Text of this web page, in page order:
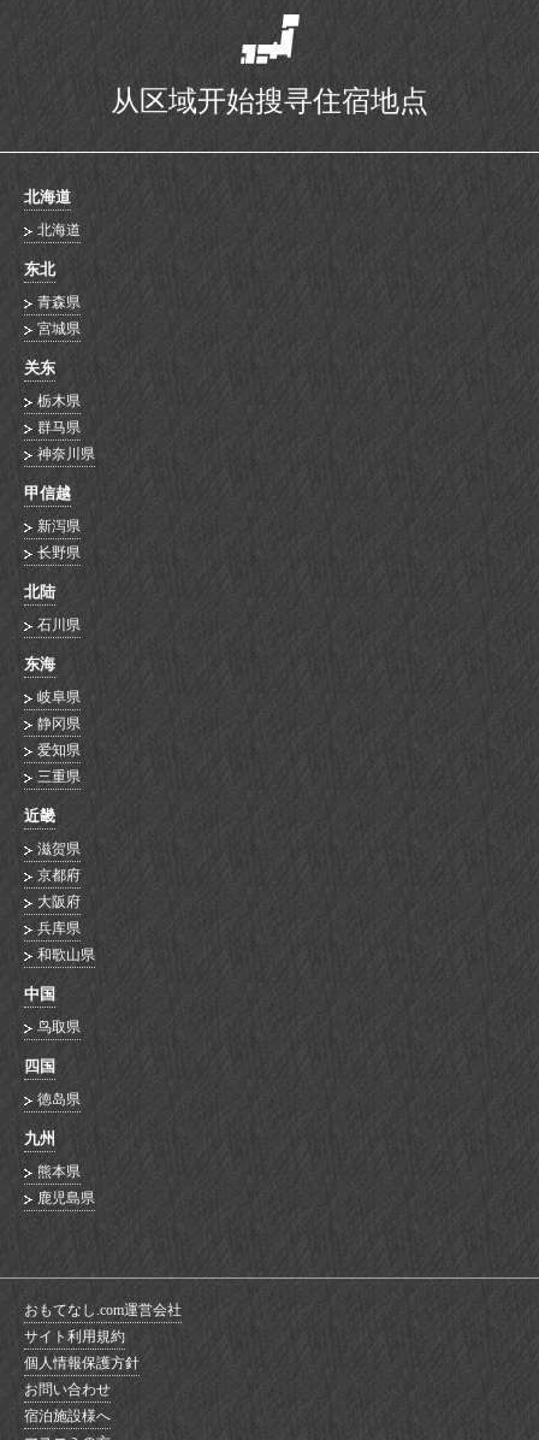
从区域开始搜寻住宿地点
北海道
北海道
东北
青森県
宮城県
关东
栃木県
群马県
神奈川県
甲信越
新泻県
长野県
北陆
石川県
东海
岐阜県
静冈県
爱知県
三重県
近畿
滋贺県
京都府
大阪府
兵库県
和歌山県
中国
鸟取県
四国
徳岛県
九州
熊本県
鹿児島県
おもてなし.com運営会社
サイト利用規約
個人情報保護方針
お問い合わせ
宿泊施設様へ